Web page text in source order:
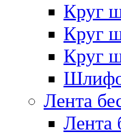
Круг
Круг
Круг
Лента
Лента